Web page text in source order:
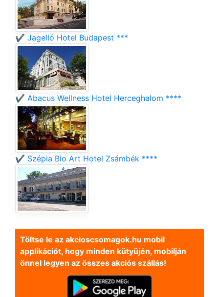
✔️ Jagelló Hotel Budapest ***
✔️ Abacus Wellness Hotel Herceghalom ****
✔️ Szépia Bio Art Hotel Zsámbék ****
Töltse le az akcioscsomagok.hu mobil
applikációt, hogy minden kütyüjén, mobilján
önnel legyen az összes akciós szállás!